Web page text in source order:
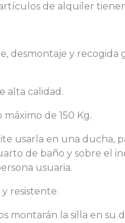
de alquiler
desmontaje y recogida
alta calidad.
de 150 Kg.
usarla en una ducha,
de baño y sobre el
usuaria.
y resistente.
montarán la silla en su